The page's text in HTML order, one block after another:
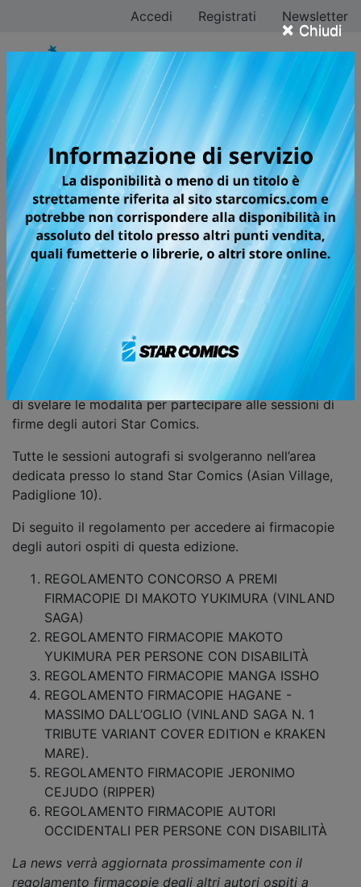
× Chiudi
Accedi Registrati Newsletter
COMICON NAPOLI
2026 REGOLAMENTO
FIRMACOPIE
Le modalità per partecipare alle sessioni di firme degli
autori Star Comics
Pubblicata il 17/04/2026 — Ultimo aggiornamento
20/04/2026
Condividi
COMICON Napoli si avvicina ed è arrivato il momento
di svelare le modalità per partecipare alle sessioni di
firme degli autori Star Comics.
Tutte le sessioni autografi si svolgeranno nell’area
dedicata presso lo stand Star Comics (Asian Village,
Padiglione 10).
Di seguito il regolamento per accedere ai firmacopie
degli autori ospiti di questa edizione.
REGOLAMENTO CONCORSO A PREMI
FIRMACOPIE DI MAKOTO YUKIMURA (VINLAND
SAGA)
REGOLAMENTO FIRMACOPIE MAKOTO
YUKIMURA PER PERSONE CON DISABILITÀ
REGOLAMENTO FIRMACOPIE MANGA ISSHO
REGOLAMENTO FIRMACOPIE HAGANE -
MASSIMO DALL’OGLIO (VINLAND SAGA N. 1
TRIBUTE VARIANT COVER EDITION e KRAKEN
MARE).
REGOLAMENTO FIRMACOPIE JERONIMO
CEJUDO (RIPPER)
REGOLAMENTO FIRMACOPIE AUTORI
OCCIDENTALI PER PERSONE CON DISABILITÀ
La news verrà aggiornata prossimamente con il
regolamento firmacopie degli altri autori ospiti a